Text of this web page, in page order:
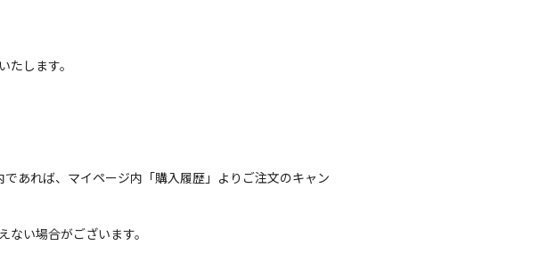
します。
あれば、マイページ内「購入履歴」よりご注文のキャン
い場合がございます。